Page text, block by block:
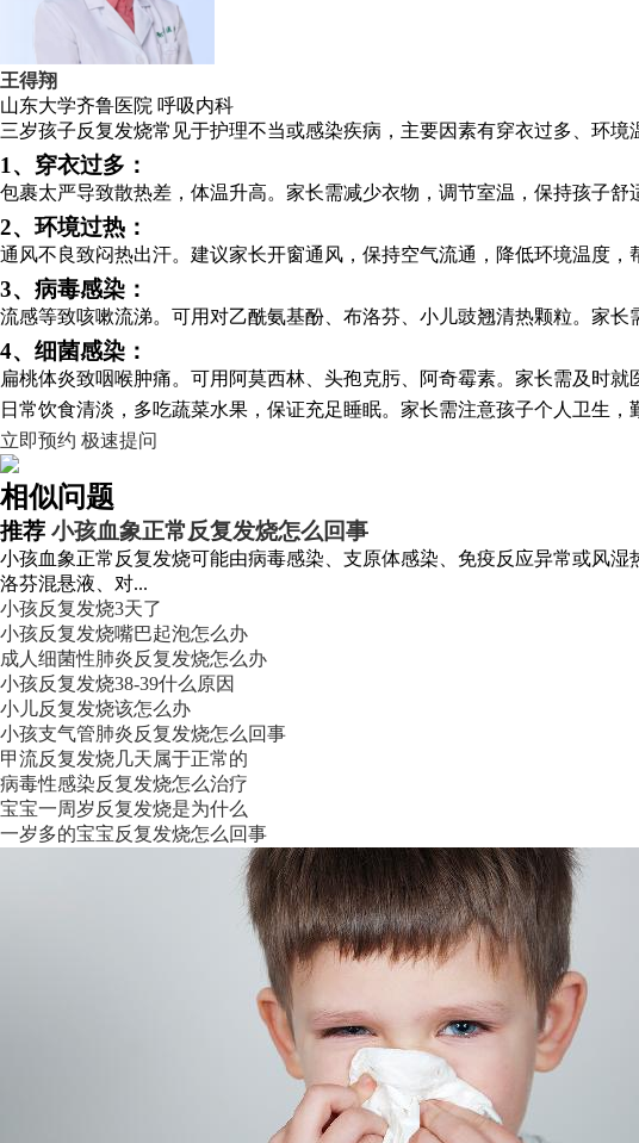
王得翔
山东大学齐鲁医院 呼吸内科
三岁孩子反复发烧常见于护理不当或感染疾病，主要因素有穿衣过多、环
1、穿衣过多：
包裹太严导致散热差，体温升高。家长需减少衣物，调节室温，保持孩子舒
2、环境过热：
通风不良致闷热出汗。建议家长开窗通风，保持空气流通，降低环境温度，
3、病毒感染：
流感等致咳嗽流涕。可用对乙酰氨基酚、布洛芬、小儿豉翘清热颗粒。家长
4、细菌感染：
扁桃体炎致咽喉肿痛。可用阿莫西林、头孢克肟、阿奇霉素。家长需及时就
日常饮食清淡，多吃蔬菜水果，保证充足睡眠。家长需注意孩子个人卫生
立即预约 极速提问
相似问题
推荐 小孩血象正常反复发烧怎么回事
小孩血象正常反复发烧可能由病毒感染、支原体感染、免疫反应异常或风
洛芬混悬液、对...
小孩反复发烧3天了
小孩反复发烧嘴巴起泡怎么办
成人细菌性肺炎反复发烧怎么办
小孩反复发烧38-39什么原因
小儿反复发烧该怎么办
小孩支气管肺炎反复发烧怎么回事
甲流反复发烧几天属于正常的
病毒性感染反复发烧怎么治疗
宝宝一周岁反复发烧是为什么
一岁多的宝宝反复发烧怎么回事